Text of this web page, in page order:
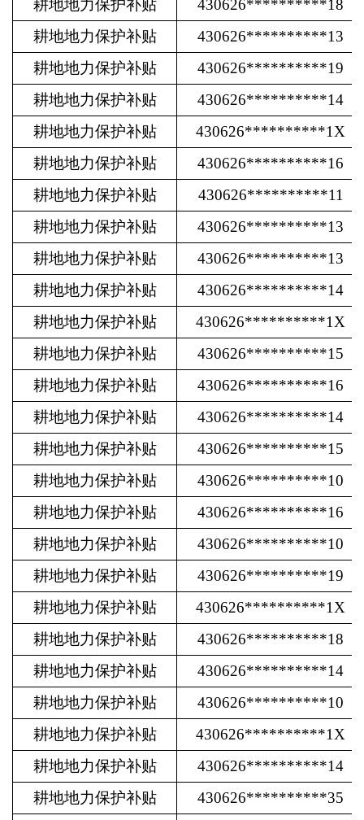
耕地地力保护补贴
430626**********18
耕地地力保护补贴
430626**********13
耕地地力保护补贴
430626**********19
耕地地力保护补贴
430626**********14
耕地地力保护补贴
430626**********1X
耕地地力保护补贴
430626**********16
耕地地力保护补贴
430626**********11
耕地地力保护补贴
430626**********13
耕地地力保护补贴
430626**********13
耕地地力保护补贴
430626**********14
耕地地力保护补贴
430626**********1X
耕地地力保护补贴
430626**********15
耕地地力保护补贴
430626**********16
耕地地力保护补贴
430626**********14
耕地地力保护补贴
430626**********15
耕地地力保护补贴
430626**********10
耕地地力保护补贴
430626**********16
耕地地力保护补贴
430626**********10
耕地地力保护补贴
430626**********19
耕地地力保护补贴
430626**********1X
耕地地力保护补贴
430626**********18
耕地地力保护补贴
430626**********14
耕地地力保护补贴
430626**********10
耕地地力保护补贴
430626**********1X
耕地地力保护补贴
430626**********14
耕地地力保护补贴
430626**********35